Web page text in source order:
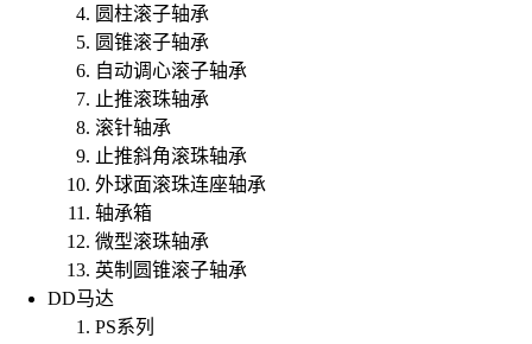
圆柱滚子轴承
圆锥滚子轴承
自动调心滚子轴承
止推滚珠轴承
滚针轴承
止推斜角滚珠轴承
外球面滚珠连座轴承
轴承箱
微型滚珠轴承
英制圆锥滚子轴承
DD马达
PS系列